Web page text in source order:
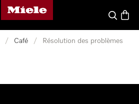
Page d'accueil Miele
Search
/ Café / Résolution des problèmes